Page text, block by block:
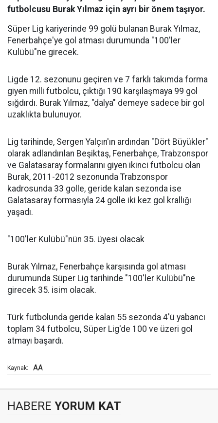
futbolcusu Burak Yılmaz için ayrı bir önem taşıyor.
Süper Lig kariyerinde 99 golü bulanan Burak Yılmaz,
Fenerbahçe'ye gol atması durumunda "100'ler
Kulübü"ne girecek.
Ligde 12. sezonunu geçiren ve 7 farklı takımda forma
giyen milli futbolcu, çıktığı 190 karşılaşmaya 99 gol
sığdırdı. Burak Yılmaz, "dalya" demeye sadece bir gol
uzaklıkta bulunuyor.
Lig tarihinde, Sergen Yalçın'ın ardından "Dört Büyükler"
olarak adlandırılan Beşiktaş, Fenerbahçe, Trabzonspor
ve Galatasaray formalarını giyen ikinci futbolcu olan
Burak, 2011-2012 sezonunda Trabzonspor
kadrosunda 33 golle, geride kalan sezonda ise
Galatasaray formasıyla 24 golle iki kez gol krallığı
yaşadı.
"100'ler Kulübü"nün 35. üyesi olacak
Burak Yılmaz, Fenerbahçe karşısında gol atması
durumunda Süper Lig tarihinde "100'ler Kulübü"ne
girecek 35. isim olacak.
Türk futbolunda geride kalan 55 sezonda 4'ü yabancı
toplam 34 futbolcu, Süper Lig'de 100 ve üzeri gol
atmayı başardı.
Kaynak: AA
HABERE YORUM KAT